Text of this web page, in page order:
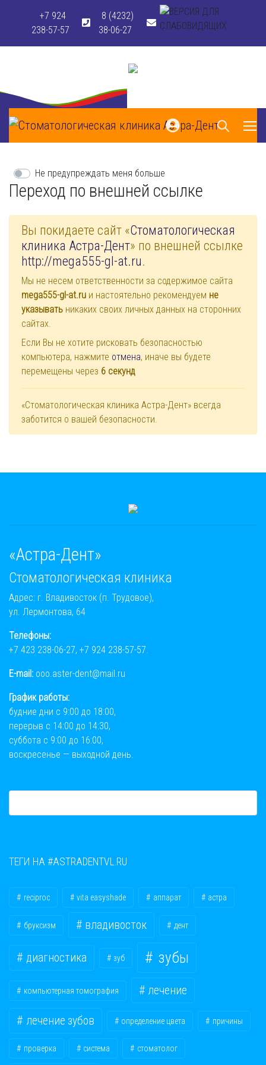
+7 924
238-57-57
8 (4232)
38-06-27
Переход по внешней ссылке
Не предупреждать меня больше
Вы покидаете сайт «Стоматологическая
клиника Астра-Дент» по внешней ссылке
http://mega555-gl-at.ru.
Мы не несем ответственности за содержимое сайта
mega555-gl-at.ru и настоятельно рекомендуем не
указывать никаких своих личных данных на сторонних
сайтах.
Если Вы не хотите рисковать безопасностью
компьютера, нажмите отмена, иначе вы будете
перемещены через 6 секунд
«Стоматологическая клиника Астра-Дент» всегда
заботится о вашей безопасности.
«Астра-Дент»
Стоматологическая клиника
Адрес: г. Владивосток (п. Трудовое),
ул. Лермонтова, 64
Телефоны:
+7 423 238-06-27, +7 924 238-57-57.
E-mail: ooo.aster-dent@mail.ru
График работы:
будние дни с 9:00 до 18:00,
перерыв с 14:00 до 14:30,
суббота с 9:00 до 16:00,
воскресенье — выходной день.
ТЕГИ НА #ASTRADENTVL.RU
reciproc vita easyshade аппарат астра
бруксизм владивосток дент
диагностика зуб зубы
компьютерная томография лечение
лечение зубов определение цвета причины
проверка система стоматолог